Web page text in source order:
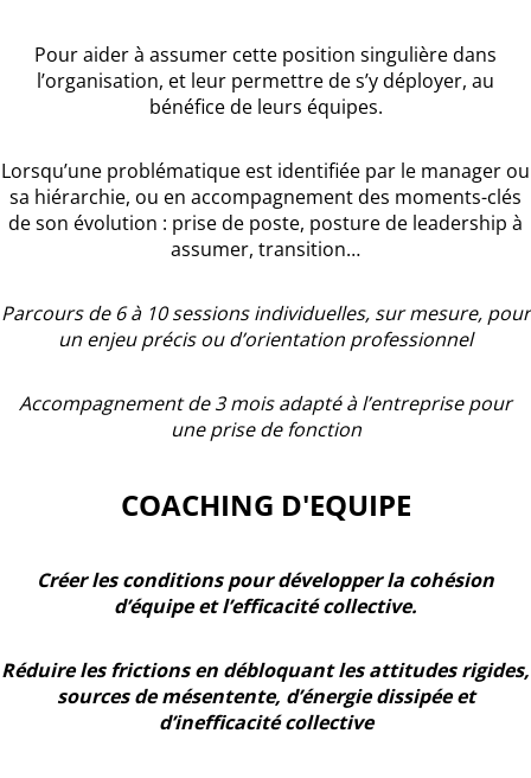
Pour aider à assumer cette position singulière dans
l’organisation, et leur permettre de s’y déployer, au
bénéfice de leurs équipes.
Lorsqu’une problématique est identifiée par le manager ou
sa hiérarchie, ou en accompagnement des moments-clés
de son évolution : prise de poste, posture de leadership à
assumer, transition…
Parcours de 6 à 10 sessions individuelles, sur mesure, pour
un enjeu précis ou d’orientation professionnel
Accompagnement de 3 mois adapté à l’entreprise pour
une prise de fonction
COACHING D'EQUIPE
Créer les conditions pour développer la cohésion
d’équipe et l’efficacité collective.
Réduire les frictions en débloquant les attitudes rigides,
sources de mésentente, d’énergie dissipée et
d’inefficacité collective